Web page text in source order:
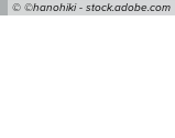
© ©hanohiki - stock.adobe.com